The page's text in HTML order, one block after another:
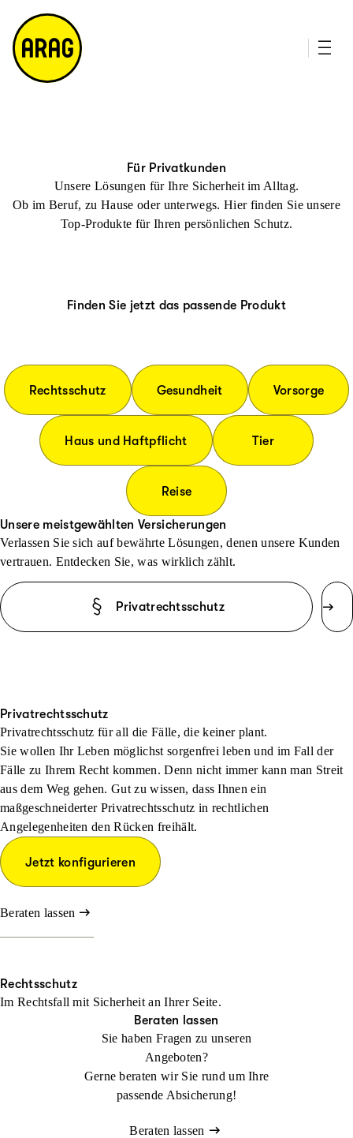
m
a
p
Für Privatkunden
Unsere Lösungen für Ihre Sicherheit im Alltag.
Ob im Beruf, zu Hause oder unterwegs. Hier finden Sie unsere
Top-Produkte für Ihren persönlichen Schutz.
Finden Sie jetzt das passende Produkt
Rechtsschutz Gesundheit Vorsorge
Haus und Haftpflicht Tier
Reise
Unsere meistgewählten Versicherungen
Verlassen Sie sich auf bewährte Lösungen, denen unsere Kunden
vertrauen. Entdecken Sie, was wirklich zählt.
Privatrechtsschutz
Privatrechtsschutz
Privatrechtsschutz für all die Fälle, die keiner plant.
Sie wollen Ihr Leben möglichst sorgenfrei leben und im Fall der
Fälle zu Ihrem Recht kommen. Denn nicht immer kann man Streit
aus dem Weg gehen. Gut zu wissen, dass Ihnen ein
maßgeschneiderter Privatrechtsschutz in rechtlichen
Angelegenheiten den Rücken freihält.
Jetzt konfigurieren
Beraten lassen
Rechtsschutz
Im Rechtsfall mit Sicher­heit an Ihrer Seite.
Beraten lassen
Sie haben Fragen zu unseren
Angeboten?
Gerne beraten wir Sie rund um Ihre
passende Absicherung!
Beraten lassen